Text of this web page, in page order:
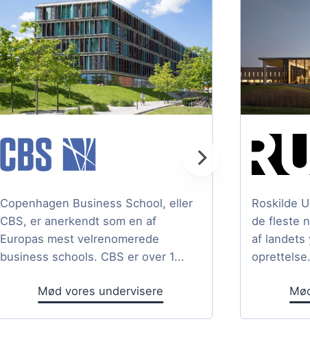
Copenhagen Business School, eller
CBS, er anerkendt som en af
Europas mest velrenomerede
business schools. CBS er over 1...
Mød vores undervisere
Roskilde
de fleste
af landets